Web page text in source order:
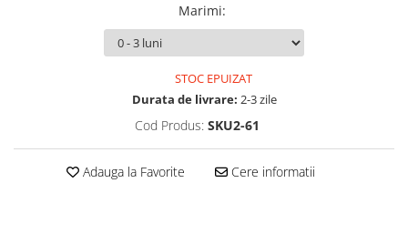
Marimi:
STOC EPUIZAT
Durata de livrare: 2-3 zile
Cod Produs: SKU2-61
Adauga la Favorite Cere informatii